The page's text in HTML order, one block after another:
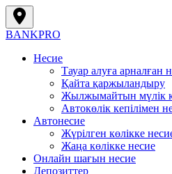
BANKPRO
Несие
Тауар алуға арналған
Қайта қаржыландыру
Жылжымайтын мүлік
Автокөлік кепілімен
Автонесие
Жүрілген көлікке
Жаңа көлікке несие
Онлайн шағын несие
Депозиттер